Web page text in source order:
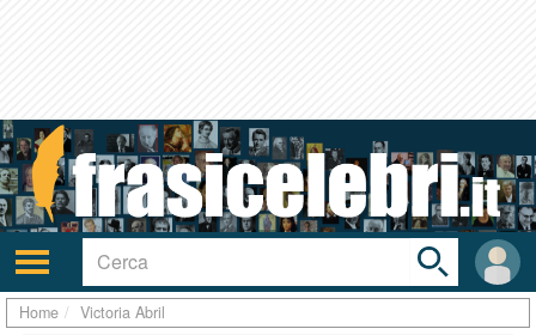
Attiva/disattiva
navigazione
User
area
Toggle
search
bar
Home Victoria Abril